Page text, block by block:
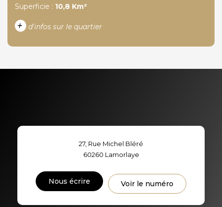
Superficie : 10,8 Km²
+ d'infos sur le quartier
PART DES MÉNAGES SANS
VOITURE
DISTANCE DE L'AÉROPORT : SUPERFICIE :
RÉSULTATS DES LYCÉES
27, Rue Michel Bléré
60260 Lamorlaye
Nous écrire Voir le numéro